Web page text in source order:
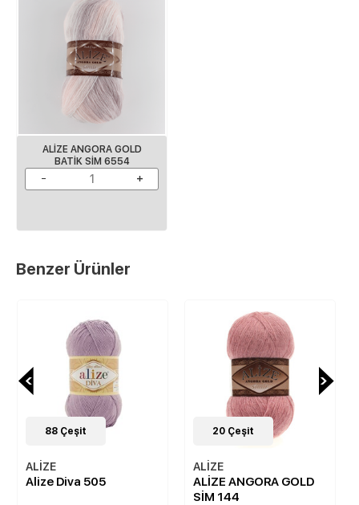
ALİZE ANGORA GOLD
BATİK SİM 6554
Benzer Ürünler
88Çeşit
ALİZE
Alize Diva 505
20Çeşit
ALİZE
ALİZE ANGORA GOLD
SİM 144